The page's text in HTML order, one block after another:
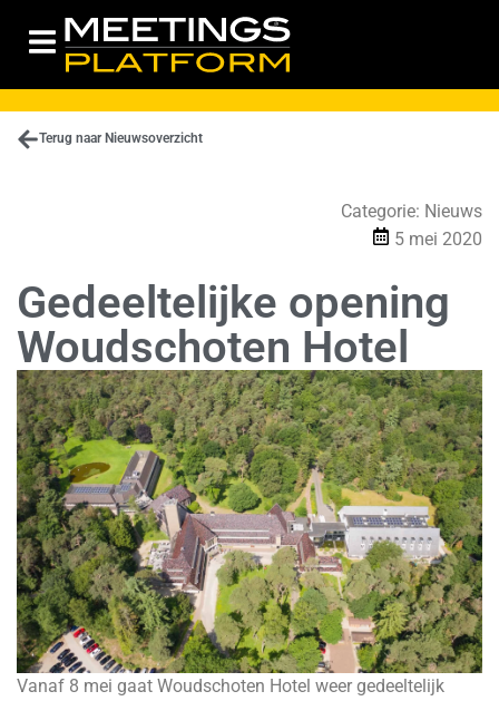
Terug naar Nieuwsoverzicht
Categorie: Nieuws
5 mei 2020
Gedeeltelijke opening
Woudschoten Hotel
Vanaf 8 mei gaat Woudschoten Hotel weer gedeeltelijk